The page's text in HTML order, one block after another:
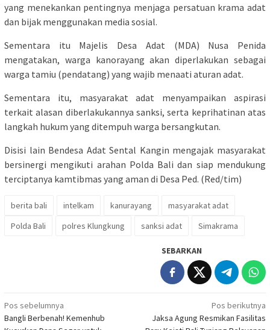
yang menekankan pentingnya menjaga persatuan krama adat
dan bijak menggunakan media sosial.
Sementara itu Majelis Desa Adat (MDA) Nusa Penida
mengatakan, warga kanorayang akan diperlakukan sebagai
warga tamiu (pendatang) yang wajib menaati aturan adat.
Sementara itu, masyarakat adat menyampaikan aspirasi
terkait alasan diberlakukannya sanksi, serta keprihatinan atas
langkah hukum yang ditempuh warga bersangkutan.
Disisi lain Bendesa Adat Sental Kangin mengajak masyarakat
bersinergi mengikuti arahan Polda Bali dan siap mendukung
terciptanya kamtibmas yang aman di Desa Ped. (Red/tim)
berita bali intelkam kanurayang
masyarakat adat
Polda Bali
polres Klungkung sanksi adat Simakrama
SEBARKAN
Navigasi
pos
Pos sebelumnya
Bangli Berbenah! Kemenhub
Pos berikutnya
Jaksa Agung Resmikan Fasilitas